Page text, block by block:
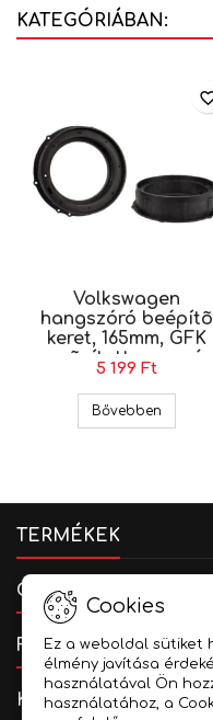
KATEGÓRIÁBAN:
Volkswagen
hangszóró beépítõ
keret, 165mm, GFK
erõsített anyagú
(CT25VW13)
5 199 Ft
Bővebben
TERMÉKEK
CÉGADATOK
FIÓKOD
KAPCSOLAT
Cookies
Ez a weboldal sütiket
élmény javítása
használatával Ön
használatához, a